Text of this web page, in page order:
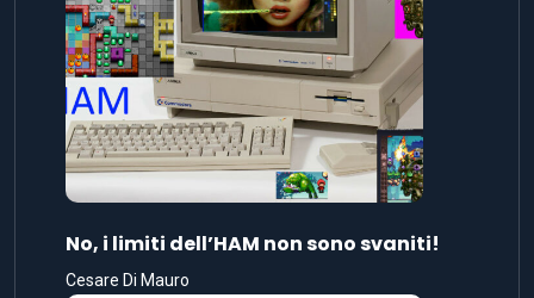
No, i limiti dell’HAM non sono svaniti!
Cesare Di Mauro